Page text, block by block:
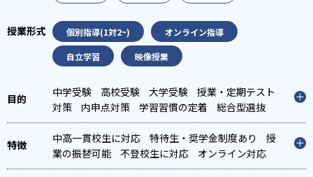
個別指導(1対2~) オンライン指導
自立学習 映像授業
中学受験 高校受験 大学受験
授業・定期テスト
対策
内申点対策 学習習慣の定着
総合型選抜
(旧AO)対策
推薦入試対策 学校別特化対策
各種
検定対策
科目別特化対策
中高一貫校生に対応 特待生・奨学金制度あり
授
業の振替可能
不登校生に対応
オンライン対応
1科目から受講可能
季節講習のみの受講可